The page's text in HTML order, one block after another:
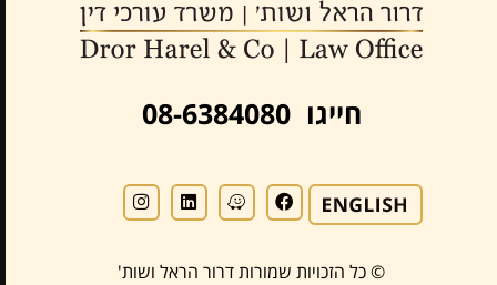
חייגו 08-6384080
© כל הזכויות שמורות דרור הראל ושות'